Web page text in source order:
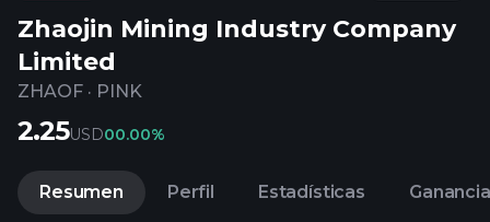
Zhaojin Mining Industry Company
Limited
ZHAOF · PINK
2.25USD00.00%
Resumen Perfil Estadísticas